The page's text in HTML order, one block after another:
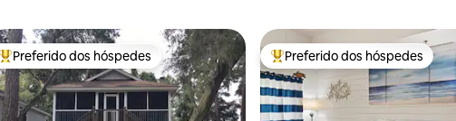
Entre os melhores preferidos dos hóspedes
Preferido dos hóspedes Entre os melhores preferidos
Preferido dos hóspedes